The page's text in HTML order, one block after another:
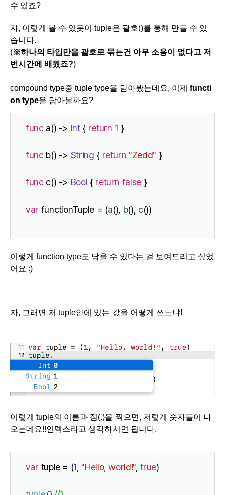
수 있죠?
자, 이렇게 볼 수 있듯이 tuple은 괄호()를 통해 만들 수 있
습니다.
(※하나의 타입만을 괄호로 묶는건 아무 소용이 없다고 저
번시간에 배웠죠?)
compound type중 tuple type을 담아봤는데요, 이제 functi
on type을 담아볼까요?
func a() -> Int { return 1 }
func b() -> String { return "Zedd" }
func c() -> Bool { return false }
var functionTuple = (a(), b(), c())
이렇게 function type도 담을 수 있다는 걸 보여드리고 싶었
어요 :)
자, 그러면 저 tuple안에 있는 값을 어떻게 쓰느냐!
이렇게 tuple의 이름과 점(.)을 찍으면, 저렇게 숫자들이 나
오는데요!!인덱스라고 생각하시면 됩니다.
var tuple = (1 "Hello, world!", true)